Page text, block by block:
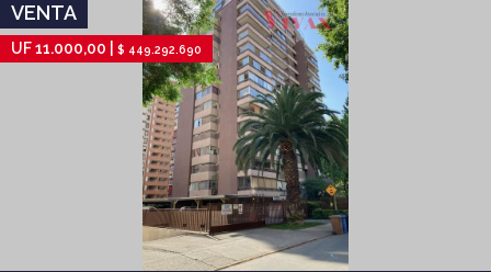
VENTA
UF 11.000,00 | $ 449.292.690